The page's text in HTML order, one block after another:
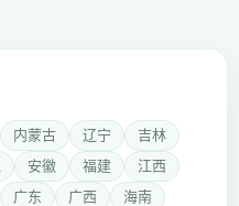
内蒙古 辽宁
吉林
安徽 福建
江西
广东 广西
海南